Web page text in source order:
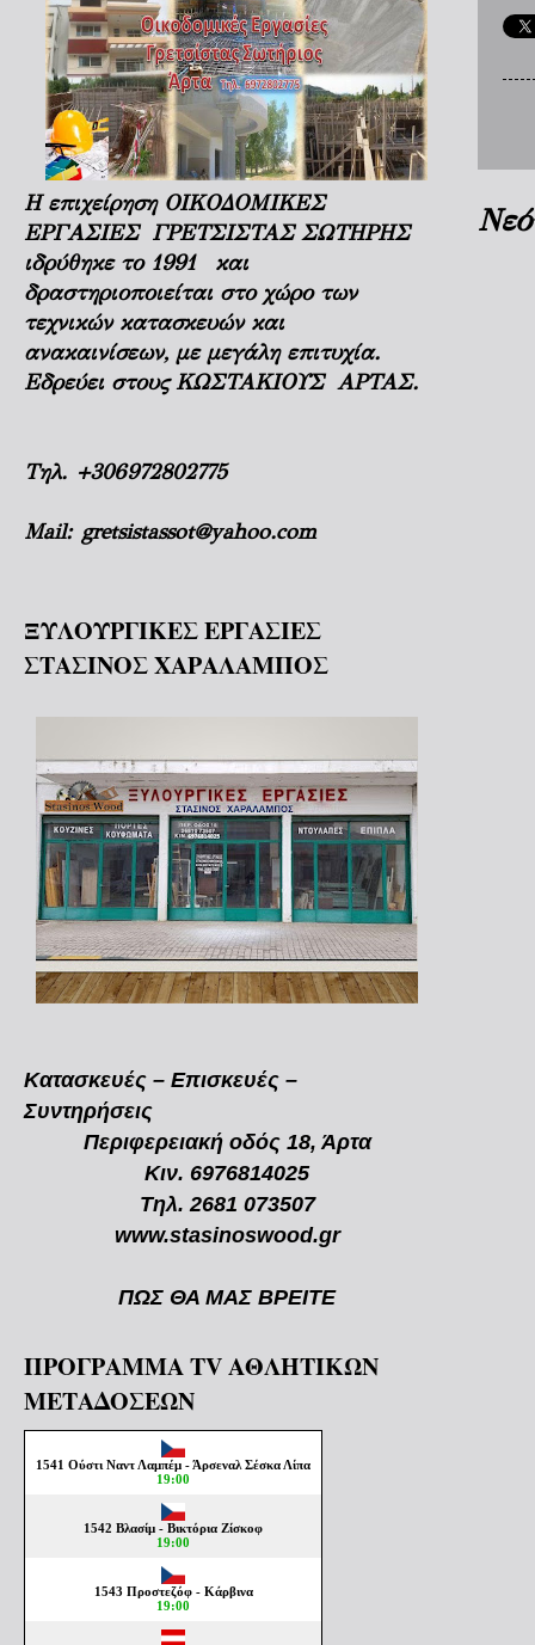
Η επιχείρηση ΟΙΚΟΔΟΜΙΚΕΣ
ΕΡΓΑΣΙΕΣ ΓΡΕΤΣΙΣΤΑΣ ΣΩΤΗΡΗΣ
ιδρύθηκε το 1991 και
δραστηριοποιείται στο χώρο των
τεχνικών κατασκευών και
ανακαινίσεων, με μεγάλη επιτυχία.
Εδρεύει στους ΚΩΣΤΑΚΙΟΥΣ ΑΡΤΑΣ.
Τηλ. +306972802775
Mail: gretsistassot@yahoo.com
ΞΥΛΟΥΡΓΙΚΕΣ ΕΡΓΑΣΙΕΣ
ΣΤΑΣΙΝΟΣ ΧΑΡΑΛΑΜΠΟΣ
Κατασκευές – Επισκευές –
Συντηρήσεις
Περιφερειακή οδός 18, Άρτα
Κιν. 6976814025
Τηλ. 2681 073507
www.stasinoswood.gr
ΠΩΣ ΘΑ ΜΑΣ ΒΡΕΙΤΕ
ΠΡΟΓΡΑΜΜΑ TV ΑΘΛΗΤΙΚΩΝ
ΜΕΤΑΔΟΣΕΩΝ